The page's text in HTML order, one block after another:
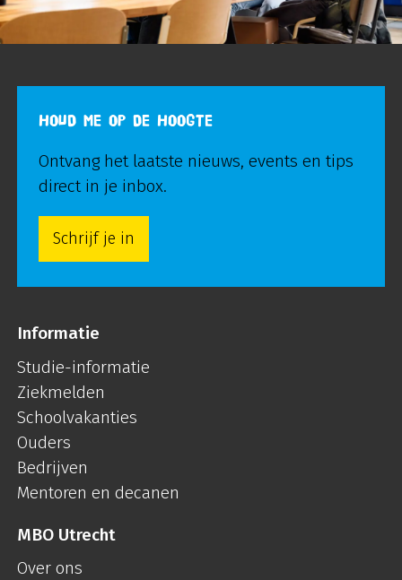
HOUD ME OP DE HOOGTE
Ontvang het laatste nieuws, events en tips
direct in je inbox.
Schrijf je in
Informatie
Studie-informatie
Ziekmelden
Schoolvakanties
Ouders
Bedrijven
Mentoren en decanen
MBO Utrecht
Over ons